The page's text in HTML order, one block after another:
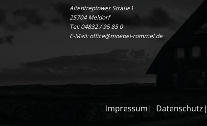
Altentreptower Straße1
25704 Meldorf
Tel:04832 / 95 85 0
E-Mail:office@moebel-rommel.de
Impressum Datenschutz